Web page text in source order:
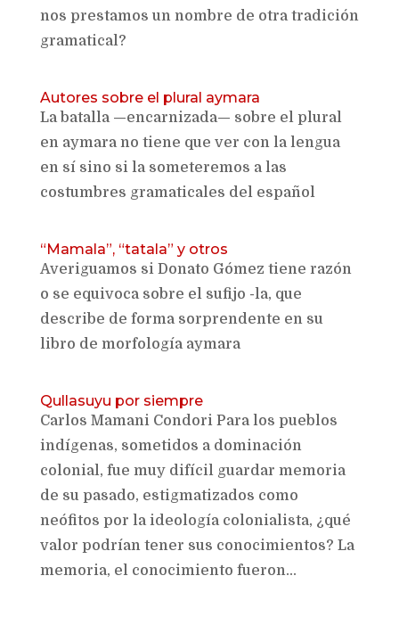
nos prestamos un nombre de otra tradición
gramatical?
Autores sobre el plural aymara
La batalla —encarnizada— sobre el plural
en aymara no tiene que ver con la lengua
en sí sino si la someteremos a las
costumbres gramaticales del español
“Mamala”, “tatala” y otros
Averiguamos si Donato Gómez tiene razón
o se equivoca sobre el sufijo -la, que
describe de forma sorprendente en su
libro de morfología aymara
Qullasuyu por siempre
Carlos Mamani Condori Para los pueblos
indígenas, sometidos a dominación
colonial, fue muy difícil guardar memoria
de su pasado, estigmatizados como
neófitos por la ideología colonialista, ¿qué
valor podrían tener sus conocimientos? La
memoria, el conocimiento fueron...